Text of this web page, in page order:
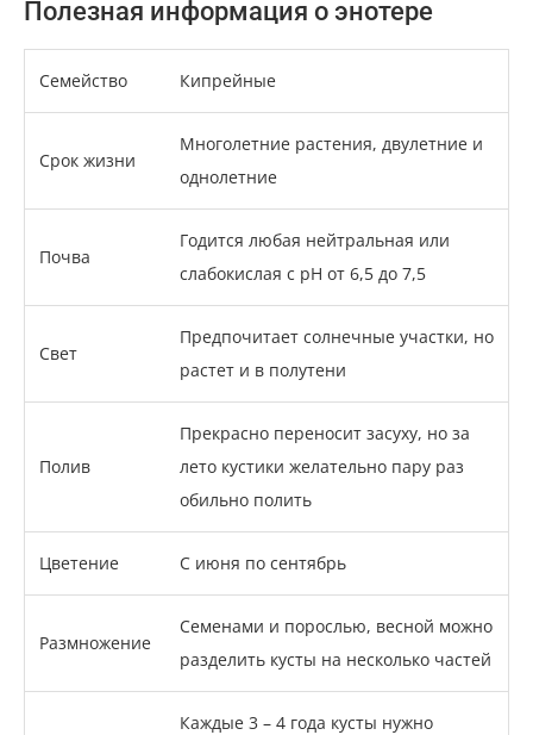
Полезная информация о энотере
Семейство Кипрейные
Срок жизни
Многолетние растения, двулетние и
однолетние
Почва
Годится любая нейтральная или
слабокислая с рН от 6,5 до 7,5
Свет
Предпочитает солнечные участки, но
растет и в полутени
Полив
Прекрасно переносит засуху, но за
лето кустики желательно пару раз
обильно полить
Цветение С июня по сентябрь
Размножение
Семенами и порослью, весной можно
разделить кусты на несколько частей
Каждые 3 – 4 года кусты нужно